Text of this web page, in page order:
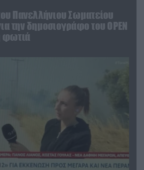
Πανελλήνιου Σωματείου
την δημοσιογράφο του OPEN
φωτιά